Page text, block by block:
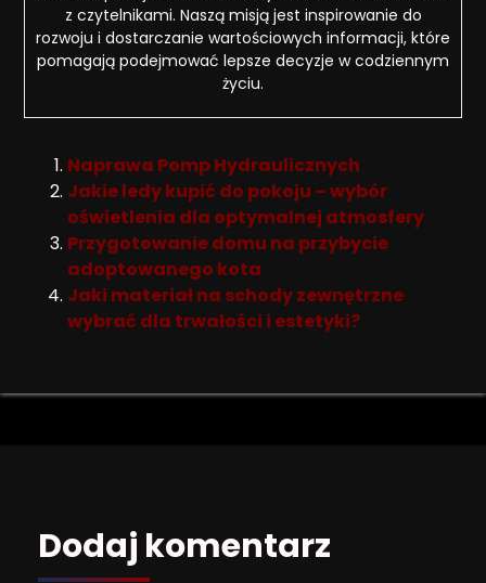
z czytelnikami. Naszą misją jest inspirowanie do
rozwoju i dostarczanie wartościowych informacji, które
pomagają podejmować lepsze decyzje w codziennym
życiu.
Naprawa Pomp Hydraulicznych
Jakie ledy kupić do pokoju – wybór
oświetlenia dla optymalnej atmosfery
Przygotowanie domu na przybycie
adoptowanego kota
Jaki materiał na schody zewnętrzne
wybrać dla trwałości i estetyki?
Dodaj komentarz